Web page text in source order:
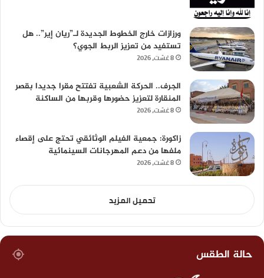
ورزازات خارج الخطوط الجديدة لـ”ريان إير”.. هل
تستفيد من تعزيز الربط الجوي؟
8 غشت، 2026
الجرف.. الحركة الشعبية تفتتح مقرا جديدا بقصر
المنقارة لتعزيز حضورها وقربها من الساكنة
8 غشت، 2026
زاكورة: جمعية الفيلم الوثائقي تحتج على إقصاء
ملفها من دعم المهرجانات السينمائية
8 غشت، 2026
تحميل المزيد
حالة الطقس